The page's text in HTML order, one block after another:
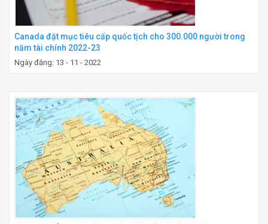
Canada đặt mục tiêu cấp quốc tịch cho 300.000 người trong
năm tài chính 2022-23
Ngày đăng: 13 - 11 - 2022